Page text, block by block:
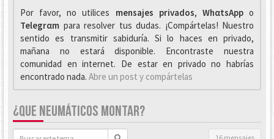
Por favor, no utilices mensajes privados, WhαtsAppo
Telegrαm para resolver tus dudas. ¡Compártelas! Nuestro
sentido es transmitir sabiduría. Si lo haces en privado,
mañana no estará disponible. Encontraste nuestra
comunidad en internet. De estar en privado no habrías
encontrado nada. Abre un post y compártelas
¿QUE NEUMÁTICOS MONTAR?